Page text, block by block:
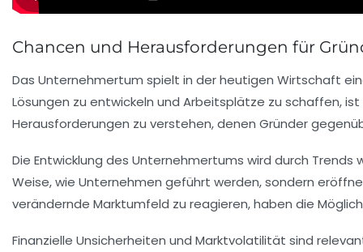
Chancen und Herausforderungen für
Das Unternehmertum spielt in der heutigen Wirtschaft
Lösungen zu entwickeln und Arbeitsplätze zu schaffen,
Herausforderungen zu verstehen, denen Gründer
Die Entwicklung des Unternehmertums wird durch Trends
Weise, wie Unternehmen geführt werden, sondern
verändernde Marktumfeld zu reagieren, haben die
Finanzielle Unsicherheiten und Marktvolatilität sind